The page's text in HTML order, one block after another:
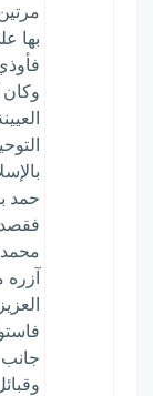
بها
وكان
حمد
محمد
آزره
جانب